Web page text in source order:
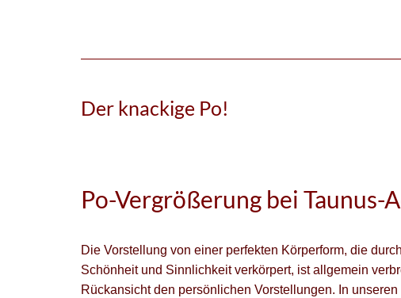
Der knackige Po!
Po-Vergrößerung bei Taunus-
Die Vorstellung von einer perfekten Körperform, die
Schönheit und Sinnlichkeit verkörpert, ist allgemein
Rückansicht den persönlichen Vorstellungen. In